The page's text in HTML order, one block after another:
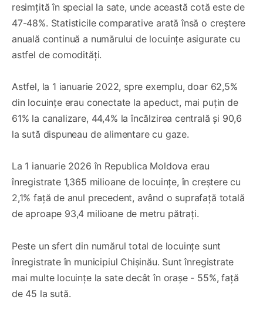
resimțită în special la sate, unde această cotă este de
47-48%. Statisticile comparative arată însă o creștere
anuală continuă a numărului de locuințe asigurate cu
astfel de comodități.
Astfel, la 1 ianuarie 2022, spre exemplu, doar 62,5%
din locuințe erau conectate la apeduct, mai puțin de
61% la canalizare, 44,4% la încălzirea centrală și 90,6
la sută dispuneau de alimentare cu gaze.
La 1 ianuarie 2026 în Republica Moldova erau
înregistrate 1,365 milioane de locuințe, în creștere cu
2,1% față de anul precedent, având o suprafață totală
de aproape 93,4 milioane de metru pătrați.
Peste un sfert din numărul total de locuințe sunt
înregistrate în municipiul Chișinău. Sunt înregistrate
mai multe locuințe la sate decât în orașe - 55%, față
de 45 la sută.